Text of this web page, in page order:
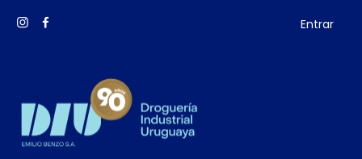
Entrar